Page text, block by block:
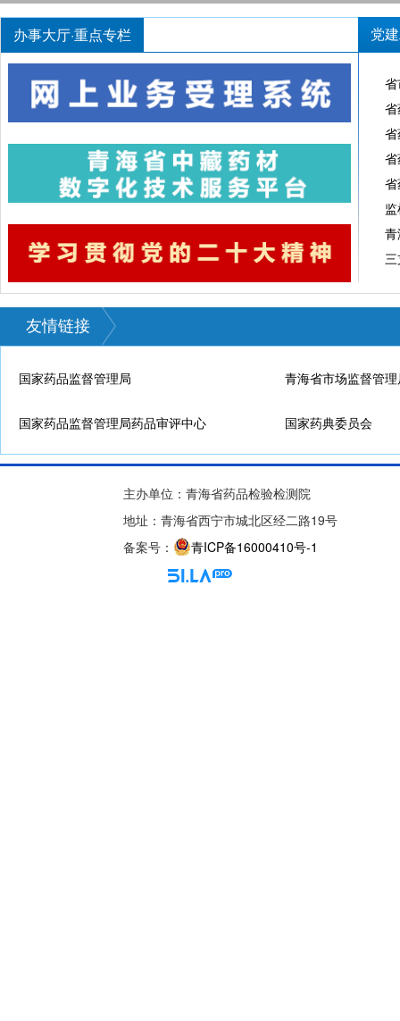
办事大厅·重点专栏 党
友情链接
国家药品监督管理局 青海省市场监督管
国家药品监督管理局药品审评中心 国家药典委员会
主办单位：青海省药品检验检测院
地址：青海省西宁市城北区经二路19号
备案号：
青ICP备16000410号-1